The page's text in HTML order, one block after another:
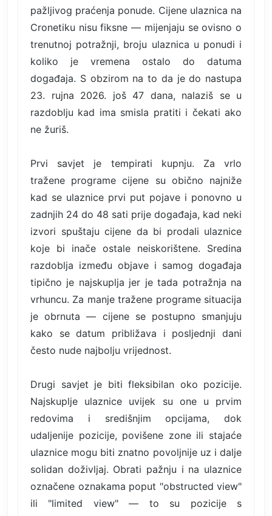
pažljivog praćenja ponude. Cijene ulaznica na
Cronetiku nisu fiksne — mijenjaju se ovisno o
trenutnoj potražnji, broju ulaznica u ponudi i
koliko je vremena ostalo do datuma
događaja. S obzirom na to da je do nastupa
23. rujna 2026. još 47 dana, nalaziš se u
razdoblju kad ima smisla pratiti i čekati ako
ne žuriš.
Prvi savjet je tempirati kupnju. Za vrlo
tražene programe cijene su obično najniže
kad se ulaznice prvi put pojave i ponovno u
zadnjih 24 do 48 sati prije događaja, kad neki
izvori spuštaju cijene da bi prodali ulaznice
koje bi inače ostale neiskorištene. Sredina
razdoblja između objave i samog događaja
tipično je najskuplja jer je tada potražnja na
vrhuncu. Za manje tražene programe situacija
je obrnuta — cijene se postupno smanjuju
kako se datum približava i posljednji dani
često nude najbolju vrijednost.
Drugi savjet je biti fleksibilan oko pozicije.
Najskuplje ulaznice uvijek su one u prvim
redovima i središnjim opcijama, dok
udaljenije pozicije, povišene zone ili stajaće
ulaznice mogu biti znatno povoljnije uz i dalje
solidan doživljaj. Obrati pažnju i na ulaznice
označene oznakama poput "obstructed view"
ili "limited view" — to su pozicije s